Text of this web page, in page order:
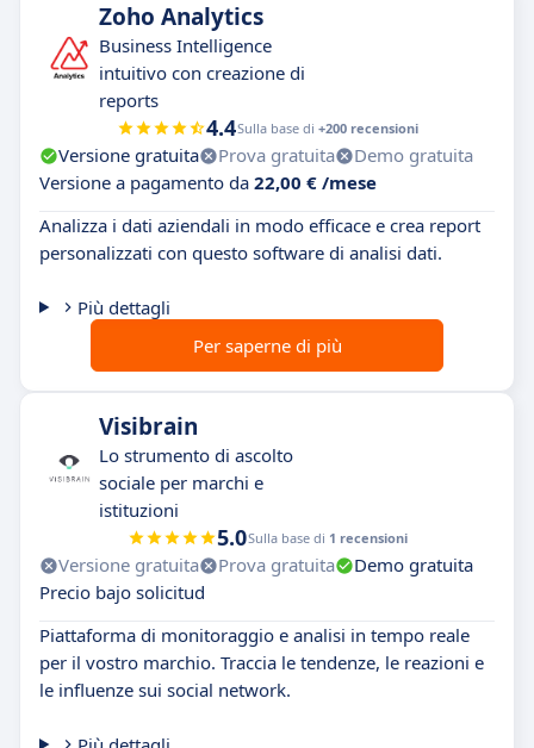
Zoho Analytics
Business Intelligence
intuitivo con creazione di
reports
4.4Sulla base di +200 recensioni
Versione gratuita Prova gratuita
Demo gratuita
Versione a pagamento da 22,00 € /mese
Analizza i dati aziendali in modo efficace e crea report
personalizzati con questo software di analisi dati.
Più dettagli
Per saperne di più
Visibrain
Lo strumento di ascolto
sociale per marchi e
istituzioni
5.0Sulla base di 1 recensioni
Versione gratuita Prova gratuita
Demo gratuita
Precio bajo solicitud
Piattaforma di monitoraggio e analisi in tempo reale
per il vostro marchio. Traccia le tendenze, le reazioni e
le influenze sui social network.